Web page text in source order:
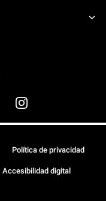
Política de privacidad
Accesibilidad digital